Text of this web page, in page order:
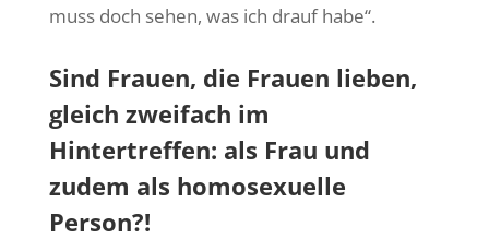
muss doch sehen, was ich drauf habe“.
Sind Frauen, die Frauen lieben,
gleich zweifach im
Hintertreffen: als Frau und
zudem als homosexuelle
Person?!